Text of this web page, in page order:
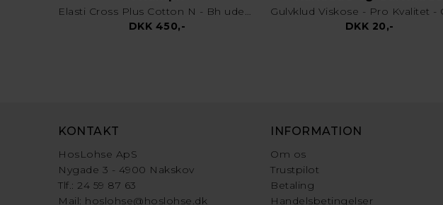
Elasti Cross Plus Cotton N - Bh uden bøjle - Hvid
DKK 450,-
DKK 20,-
KONTAKT
HosLohse ApS
Nygade 3 - 4900 Nakskov
Tlf.: 24 59 87 63
Mail: hoslohse@hoslohse.dk
INFORMATION
Om os
Trustpilot
Betaling
Handelsbetingelser